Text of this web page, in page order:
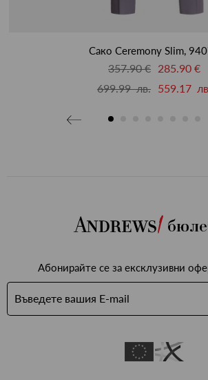
Сако Ceremony Slim,
357.90 € 285.90 €
699.99 лв. 559.17
Абонирайте се за ексклузивни